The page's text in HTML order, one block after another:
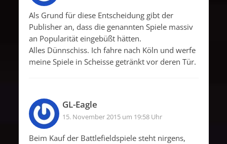
Als Grund für diese Entscheidung gibt der
Publisher an, dass die genannten Spiele massiv
an Popularität eingebüßt hätten.
Alles Dünnschiss. Ich fahre nach Köln und werfe
meine Spiele in Scheisse getränkt vor deren Tür.
GL-Eagle
15. November 2015 um 19:58 Uhr
Beim Kauf der Battlefieldspiele steht nirgens,